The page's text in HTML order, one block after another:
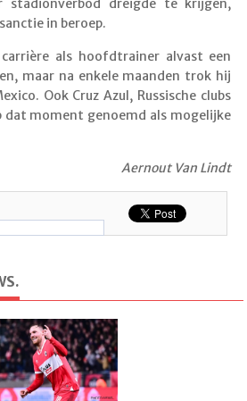
stadionverbod dreigde te krijgen,
in beroep.
als hoofdtrainer alvast een
maar na enkele maanden trok hij
Ook Cruz Azul, Russische clubs
dat moment genoemd als mogelijke
Aernout Van Lindt